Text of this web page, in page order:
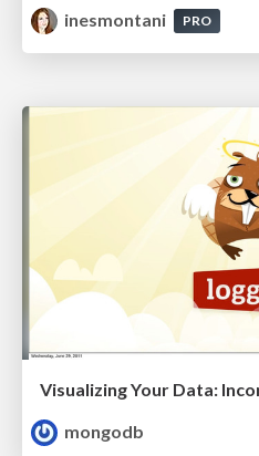
inesmontani
PRO
mongodb